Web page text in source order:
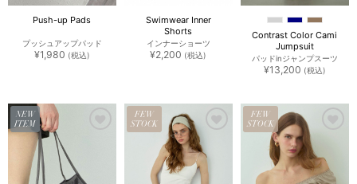
Push-up Pads
プッシュアップパッド
¥1,980 (税込)
Swimwear Inner
Shorts
インナーショーツ
¥2,200 (税込)
Contrast Color Cami
Jumpsuit
パッドinジャンプスーツ
¥13,200 (税込)
NEW
ITEM
FEW
STOCK
FEW
STOCK
追加